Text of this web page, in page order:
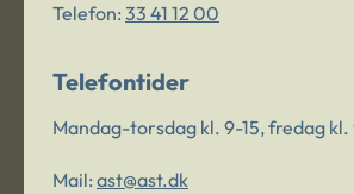
Telefon: 33 41 12 00
Telefontider
Mandag-torsdag kl. 9-15, fredag kl.
Mail: ast@ast.dk